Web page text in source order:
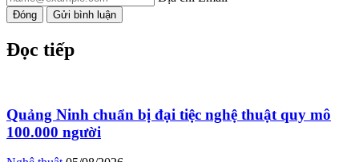
Đóng Gửi bình luận
Đọc tiếp
Quảng Ninh chuẩn bị đại tiệc nghệ thuật quy mô
100.000 người